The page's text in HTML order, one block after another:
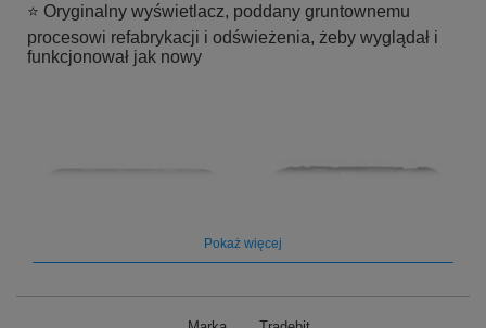
⭐ Oryginalny wyświetlacz, poddany gruntownemu
procesowi refabrykacji i odświeżenia, żeby wyglądał i
funkcjonował jak nowy
Pokaż więcej